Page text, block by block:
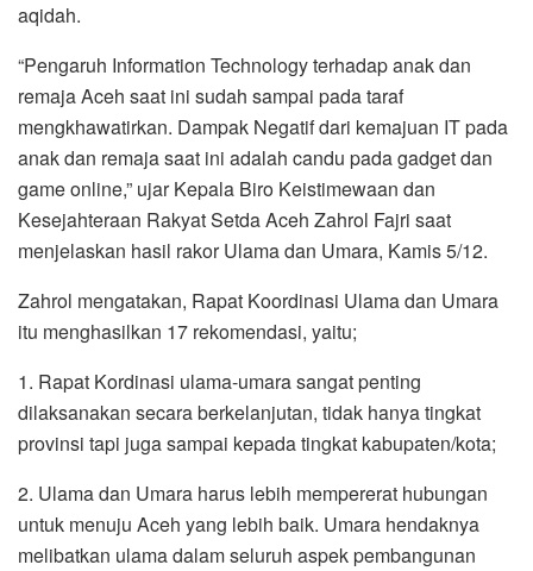
aqidah.
“Pengaruh Information Technology terhadap anak dan
remaja Aceh saat ini sudah sampai pada taraf
mengkhawatirkan. Dampak Negatif dari kemajuan IT pada
anak dan remaja saat ini adalah candu pada gadget dan
game online,” ujar Kepala Biro Keistimewaan dan
Kesejahteraan Rakyat Setda Aceh Zahrol Fajri saat
menjelaskan hasil rakor Ulama dan Umara, Kamis 5/12.
Zahrol mengatakan, Rapat Koordinasi Ulama dan Umara
itu menghasilkan 17 rekomendasi, yaitu;
1. Rapat Kordinasi ulama-umara sangat penting
dilaksanakan secara berkelanjutan, tidak hanya tingkat
provinsi tapi juga sampai kepada tingkat kabupaten/kota;
2. Ulama dan Umara harus lebih mempererat hubungan
untuk menuju Aceh yang lebih baik. Umara hendaknya
melibatkan ulama dalam seluruh aspek pembangunan